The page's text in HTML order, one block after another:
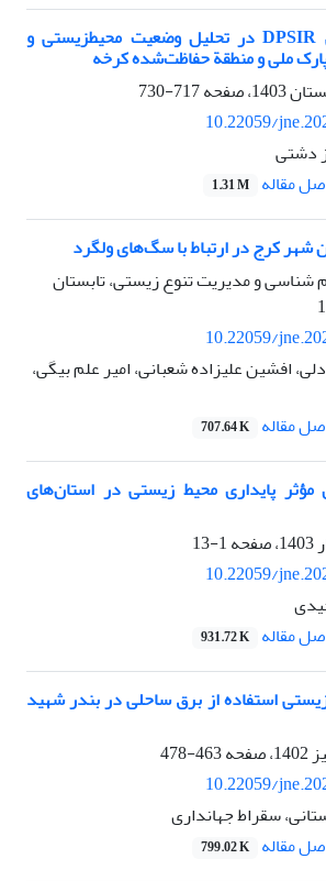
کاربرد مدل مفهومی DPSIR در تحلیل وضعیت محیطزیستی و
ملی و منطقة حفاظت‌شده کرخه
717-730
10.22059/
دشتی
مقاله 1.31 M
کرج در ارتباط با سگ‌های ولگرد
بوم شناسی و مدیریت تنوع زیستی، تابستان
10.22059/
افشین علیزاده شعبانی، امیر علم بیگی،
مقاله 707.64 K
پایداری محیط‌ زیستی در استان‌های
1-13
10.22059/
مقاله 931.72 K
استفاده از برق ساحلی در بندر شهید
463-478
10.22059/
سقراط جهانداری
مقاله 799.02 K